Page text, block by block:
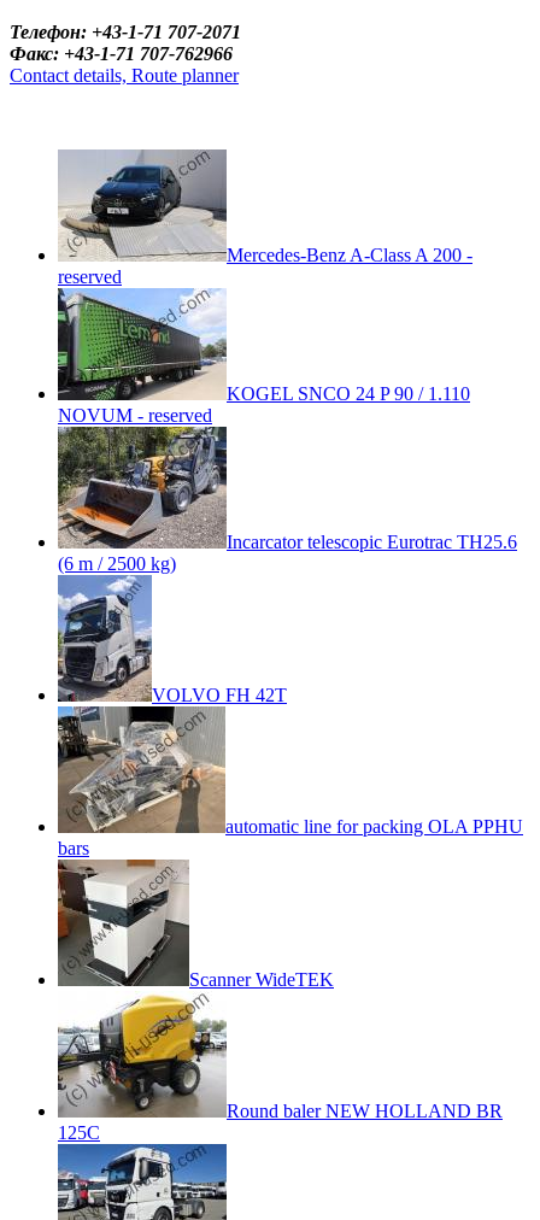
Телефон: +43-1-71 707-2071
Факс: +43-1-71 707-762966
Contact details, Route planner
Mercedes-Benz A-Class A 200 -
reserved
KOGEL SNCO 24 P 90 / 1.110
NOVUM - reserved
Incarcator telescopic Eurotrac TH25.6
(6 m / 2500 kg)
VOLVO FH 42T
automatic line for packing OLA PPHU
bars
Scanner WideTEK
Round baler NEW HOLLAND BR
125C